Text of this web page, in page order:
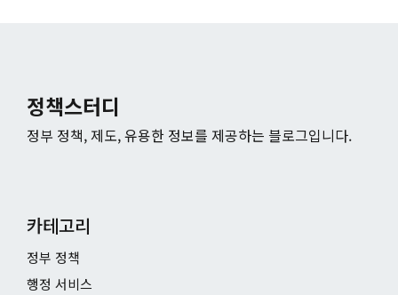
정책스터디
정부 정책, 제도, 유용한 정보를 제공하는 블로그입니다.
카테고리
정부 정책
행정 서비스